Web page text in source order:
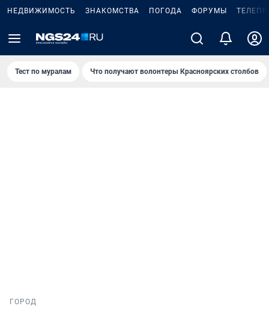
НЕДВИЖИМОСТЬ ЗНАКОМСТВА ПОГОДА ФОРУМЫ
Тест по мурaлaм Что получают волонтеры Красноярских столбов
ГОРОД